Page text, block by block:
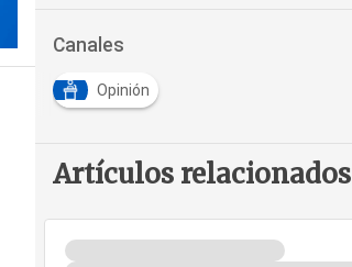
Canales
Opinión
Artículos relacionados